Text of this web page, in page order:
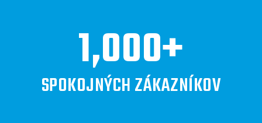
SPOKOJNÝCH ZÁKAZNÍKOV
1,000+